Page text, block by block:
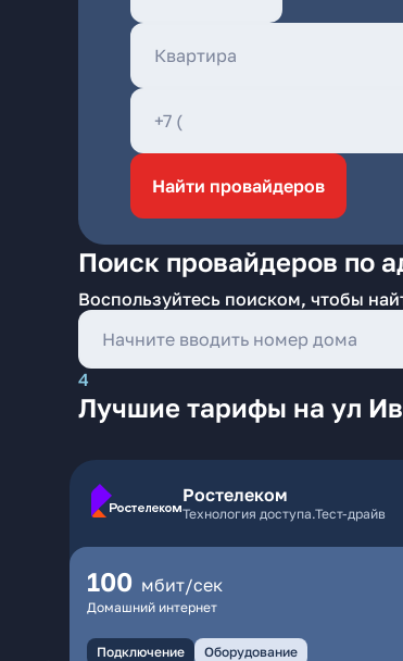
Найти провайдеров
Поиск провайдеров по
Воспользуйтесь поиском, чтобы
4
Лучшие тарифы на ул
Ростелеком
Технология доступа.Тест-драйв
100 мбит/сек
Домашний интернет
Подключение Оборудование